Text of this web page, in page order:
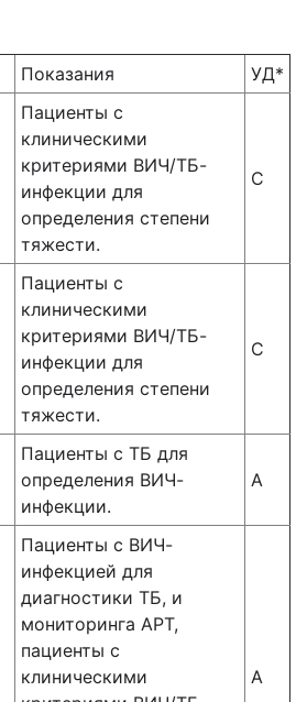
Показания УД*
Пациенты с
клиническими
критериями ВИЧ/ТБ-
инфекции для
определения степени
тяжести.
С
Пациенты с
клиническими
критериями ВИЧ/ТБ-
инфекции для
определения степени
тяжести.
С
Пациенты с ТБ для
определения ВИЧ-
инфекции.
А
Пациенты с ВИЧ-
инфекцией для
диагностики ТБ, и
мониторинга АРТ,
пациенты с
клиническими
А